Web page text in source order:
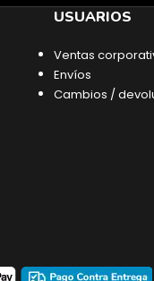
USUARIOS
Ventas
Envíos
Cambios /